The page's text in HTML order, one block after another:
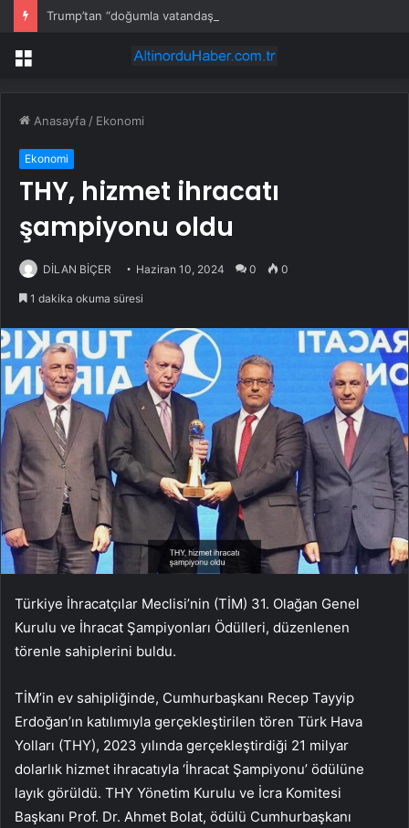
Trump’tan “doğumla vatandaşlık” kararı
Menü
Anasayfa / Ekonomi
Ekonomi
THY, hizmet ihracatı
şampiyonu oldu
DİLAN BİÇER Haziran 10, 2024 0 0
1 dakika okuma süresi
Türkiye İhracatçılar Meclisi’nin (TİM) 31. Olağan Genel
Kurulu ve İhracat Şampiyonları Ödülleri, düzenlenen
törenle sahiplerini buldu.
TİM’in ev sahipliğinde, Cumhurbaşkanı Recep Tayyip
Erdoğan’ın katılımıyla gerçekleştirilen tören Türk Hava
Yolları (THY), 2023 yılında gerçekleştirdiği 21 milyar
dolarlık hizmet ihracatıyla ‘İhracat Şampiyonu’ ödülüne
layık görüldü. THY Yönetim Kurulu ve İcra Komitesi
Başkanı Prof. Dr. Ahmet Bolat, ödülü Cumhurbaşkanı